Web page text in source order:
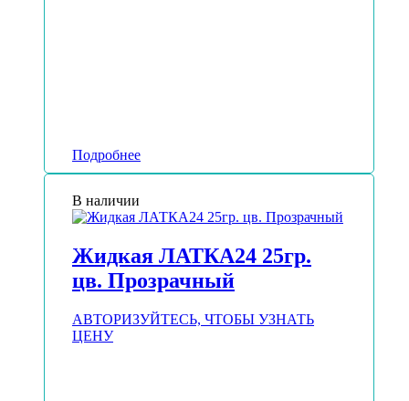
Подробнее
В наличии
Жидкая ЛАТКА24 25гр.
цв. Прозрачный
АВТОРИЗУЙТЕСЬ, ЧТОБЫ УЗНАТЬ
ЦЕНУ